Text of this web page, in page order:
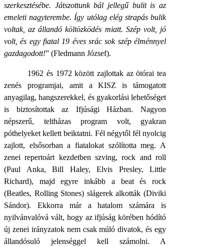
szerkesztésébe. Játszottunk bál jellegű bulit is az
emeleti nagyterembe. Így utólag elég strapás bulik
voltak, az állandó költözködés miatt. Szép volt, jó
volt, és egy fiatal 19 éves srác sok szép élménnyel
gazdagodott!” (Fledmann József).
1962 és 1972 között zajlottak az ötórai tea
zenés programjai, amit a KISZ is támogatott
anyagilag, hangszerekkel, és gyakorlási lehetőséget
is biztosítottak az Ifjúsági Házban. Nagyon
népszerű, teltházas program volt, gyakran
póthelyeket kellett beiktatni. Fél négytől fél nyolcig
zajlott, elsősorban a fiatalokat szólította meg. A
zenei repertoárt kezdetben szving, rock and roll
(Paul Anka, Bill Haley, Elvis Presley, Little
Richard), majd egyre inkább a beat és rock
(Beatles, Rolling Stones) slágerek alkották (Diviki
Sándor). Ekkorra már a hatalom számára is
nyilvánvalóvá vált, hogy az ifjúság körében hódító
új zenei irányzatok nem csak múló divatok, és egy
állandósuló jelenséggel kell számolni. A